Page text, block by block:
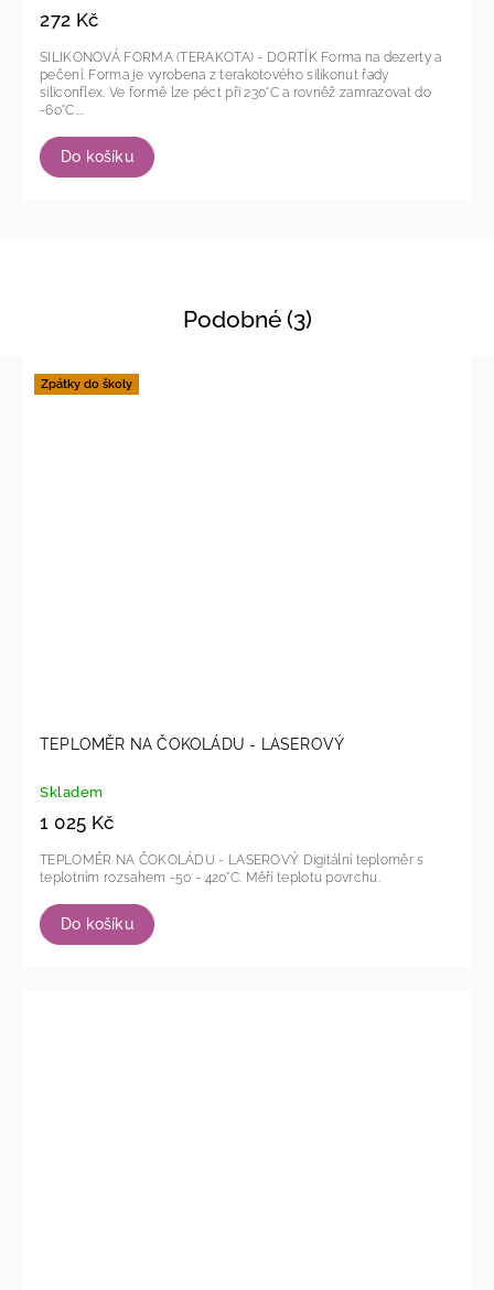
272 Kč
Do košíku
SILIKONOVÁ FORMA (TERAKOTA) - DORTÍK Forma na dezerty a
pečení. Forma je vyrobena z terakotového silikonut řady
siliconflex. Ve formě lze péct při 230°C a rovněž zamrazovat do
-60°C....
Podobné (3)
Zpátky do školy
TEPLOMĚR NA ČOKOLÁDU - LASEROVÝ
Skladem
1 025 Kč
Do košíku
TEPLOMĚR NA ČOKOLÁDU - LASEROVÝ Digitální teploměr s